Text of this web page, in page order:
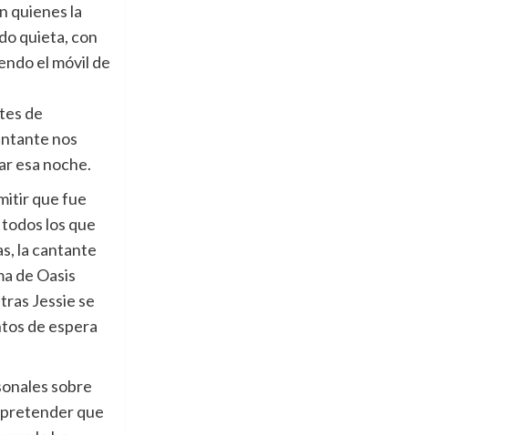
quienes la
quieta, con
el móvil de
de
nos
esa noche.
que fue
los que
la cantante
de Oasis
Jessie se
de espera
sobre
pretender que